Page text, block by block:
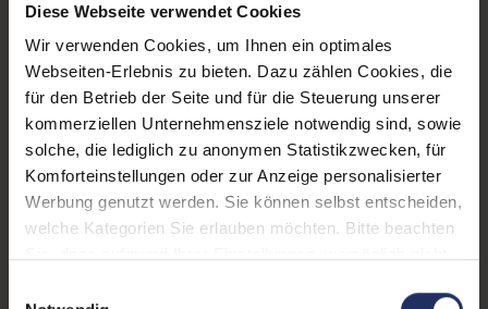
Diese Webseite verwendet Cookies
Wir verwenden Cookies, um Ihnen ein optimales
Webseiten-Erlebnis zu bieten. Dazu zählen Cookies, die
für den Betrieb der Seite und für die Steuerung unserer
kommerziellen Unternehmensziele notwendig sind, sowie
solche, die lediglich zu anonymen Statistikzwecken, für
Komforteinstellungen oder zur Anzeige personalisierter
Werbung genutzt werden. Sie können selbst entscheiden,
welche Kategorien Sie erlauben möchten. Bitte beachten
Schnittstellen:
1x Audio / Mikrofon - 3.5 mm
Combo, 1x Audioanschluss
(Line-out/Line-in) , 1x LAN
RJ-45, 1x USB 3 Typ C, 2x
DisplayPort, 5x USB 3 Typ A
Mehr anzeigen
Partnerprogramm:
GTIN/EAN: 4255867573198
Maße (LxBxH): 36 x 178,5 x 182 mm